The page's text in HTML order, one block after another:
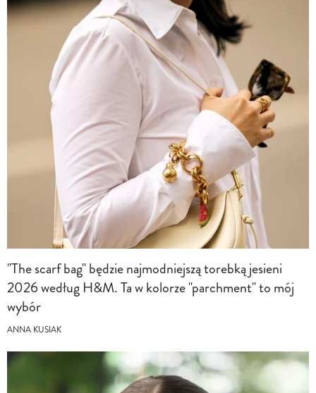
"The scarf bag" będzie najmodniejszą torebką jesieni
2026 według H&M. Ta w kolorze "parchment" to mój
wybór
ANNA KUSIAK